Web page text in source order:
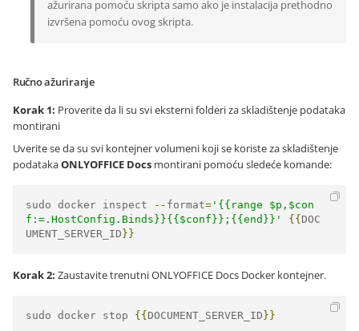
ažurirana pomoću skripta samo ako je instalacija prethodno
izvršena pomoću ovog skripta.
Ručno ažuriranje
Korak 1: Proverite da li su svi eksterni folderi za skladištenje podataka
montirani
Uverite se da su svi kontejner volumeni koji se koriste za skladištenje
podatakaONLYOFFICE Docs montirani pomoću sledeće komande:
sudo docker inspect -- format= '{{range $p,$con
f:=.HostConfig.Binds}}{{$conf}};{{end}}'
{{ DOC
UMENT_SERVER_ID }}
Korak 2: Zaustavite trenutni ONLYOFFICE Docs Docker kontejner.
sudo docker stop {{ DOCUMENT_SERVER_ID }}